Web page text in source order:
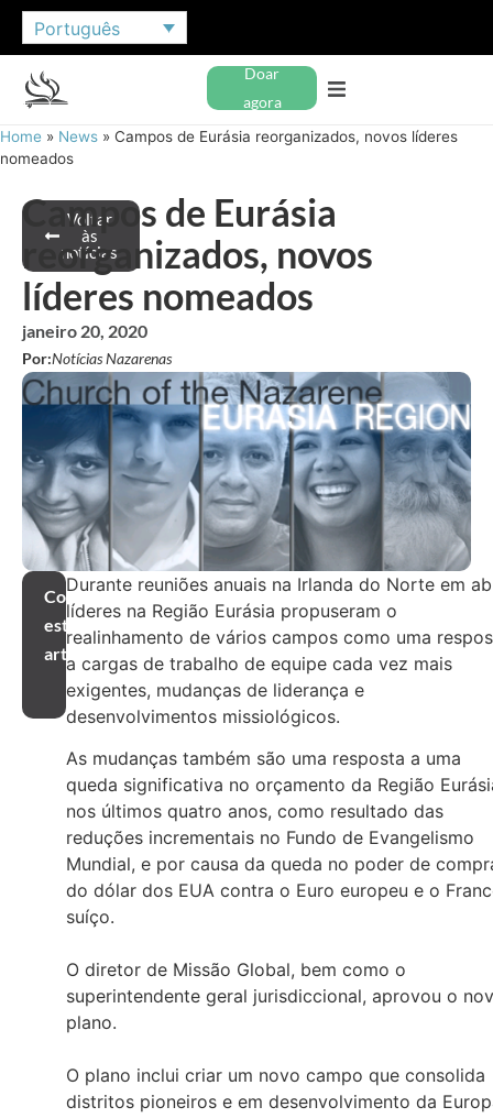
Português
Doar
agora
Home » News » Campos de Eurásia reorganizados, novos líderes
nomeados
Voltar
às
notícias
Campos de Eurásia
reorganizados, novos
líderes nomeados
janeiro 20, 2020
Por:Notícias Nazarenas
Compartilhar
este
artigo
Durante reuniões anuais na Irlanda do Norte em
líderes na Região Eurásia propuseram o
realinhamento de vários campos como uma
a cargas de trabalho de equipe cada vez mais
exigentes, mudanças de liderança e
desenvolvimentos missiológicos.
As mudanças também são uma resposta a uma
queda significativa no orçamento da Região
nos últimos quatro anos, como resultado das
reduções incrementais no Fundo de Evangelismo
Mundial, e por causa da queda no poder de
do dólar dos EUA contra o Euro europeu e o
suíço.
O diretor de Missão Global, bem como o
superintendente geral jurisdiccional, aprovou o
plano.
O plano inclui criar um novo campo que consolida
distritos pioneiros e em desenvolvimento da